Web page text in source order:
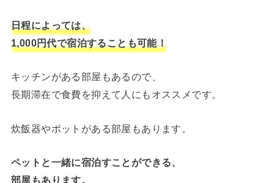
日程によっては、
1,000円代で宿泊することも可能！
キッチンがある部屋もあるので、
長期滞在で食費を抑えて人にもオススメです。
炊飯器やポットがある部屋もあります。
ペットと一緒に宿泊すことができる、
部屋もあります。